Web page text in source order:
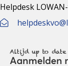
Helpdesk
Altijd up to date
Aanmelden